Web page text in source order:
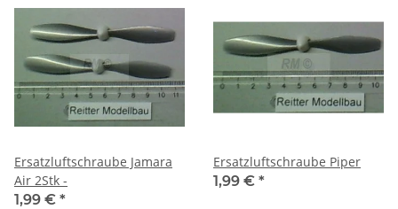
Ersatzluftschraube Jamara
Air 2Stk -
1,99 € *
Ersatzluftschraube Piper
1,99 € *